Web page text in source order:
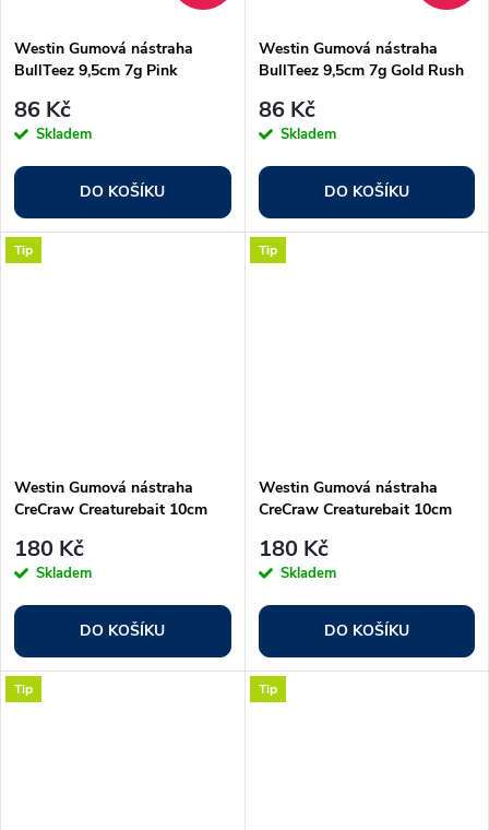
Westin Gumová nástraha
BullTeez 9,5cm 7g Pink
86 Kč
Skladem
DO KOŠÍKU
Westin Gumová nástraha
BullTeez 9,5cm 7g Gold Rush
86 Kč
Skladem
DO KOŠÍKU
Tip
Westin Gumová nástraha
CreCraw Creaturebait 10cm
180 Kč
Skladem
DO KOŠÍKU
Tip
Westin Gumová nástraha
CreCraw Creaturebait 10cm
180 Kč
Skladem
DO KOŠÍKU
Tip Tip